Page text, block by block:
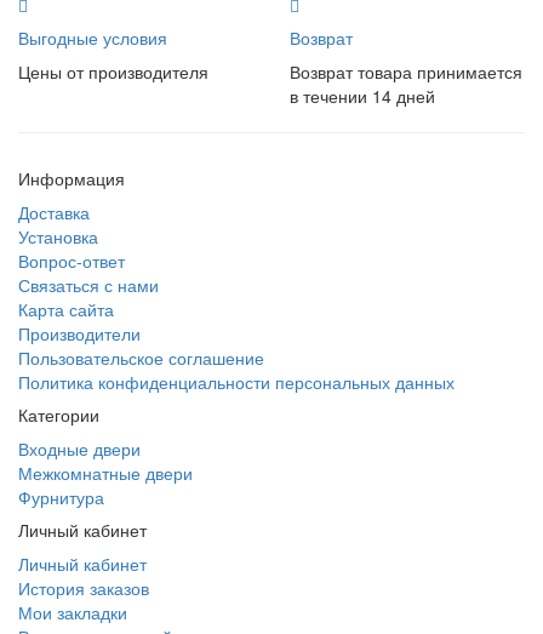
Выгодные условия
Цены от производителя
Возврат
Возврат товара принимается
в течении 14 дней
Информация
Доставка
Установка
Вопрос-ответ
Связаться с нами
Карта сайта
Производители
Пользовательское соглашение
Политика конфиденциальности персональных данных
Категории
Входные двери
Межкомнатные двери
Фурнитура
Личный кабинет
Личный кабинет
История заказов
Мои закладки